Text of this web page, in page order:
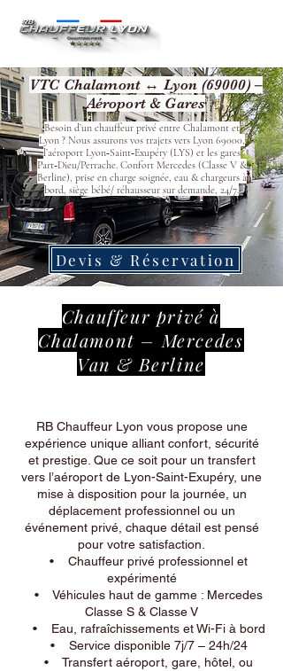
VTC Chalamont ↔ Lyon (69000) –
Aéroport & Gares
Besoin d’un chauffeur privé entre Chalamont et
Lyon ? Nous assurons vos trajets vers Lyon 69000,
l’aéroport Lyon‑Saint‑Exupéry (LYS) et les gares
Part‑Dieu/Perrache. Confort Mercedes (Classe V &
Berline), prise en charge soignée, eau & chargeurs à
bord, siège bébé/ réhausseur sur demande, 24/7.
Devis & Réservation
Chauffeur privé à
Chalamont – Mercedes
Van & Berline
RB Chauffeur Lyon vous propose une
expérience unique alliant confort, sécurité
et prestige. Que ce soit pour un transfert
vers l’aéroport de Lyon-Saint-Exupéry, une
mise à disposition pour la journée, un
déplacement professionnel ou un
événement privé, chaque détail est pensé
pour votre satisfaction.
• Chauffeur privé professionnel et
expérimenté
• Véhicules haut de gamme : Mercedes
Classe S & Classe V
• Eau, rafraîchissements et Wi-Fi à bord
• Service disponible 7j/7 – 24h/24
• Transfert aéroport, gare, hôtel, ou